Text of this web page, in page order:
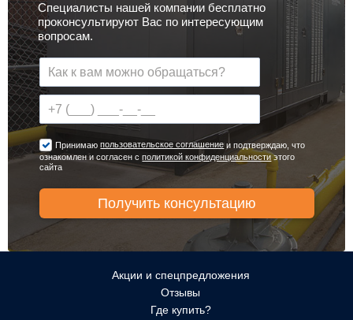
Специалисты нашей компании бесплатно
проконсультируют Вас по интересующим
вопросам.
Принимаюпользовательское соглашениеи подтверждаю, что
ознакомлен и согласен сполитикой конфиденциальностиэтого
сайта
Акции и спецпредложения
Отзывы
Где купить?